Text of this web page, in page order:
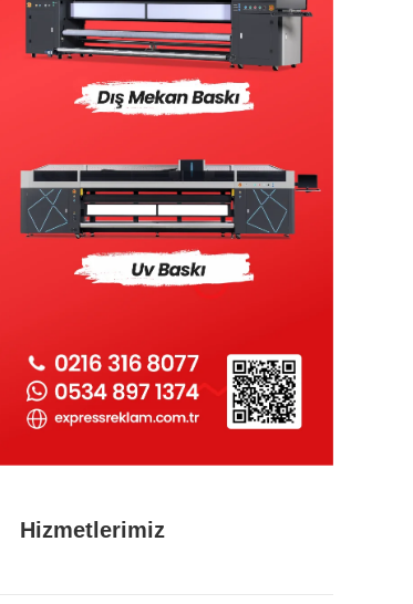
Hizmetlerimiz